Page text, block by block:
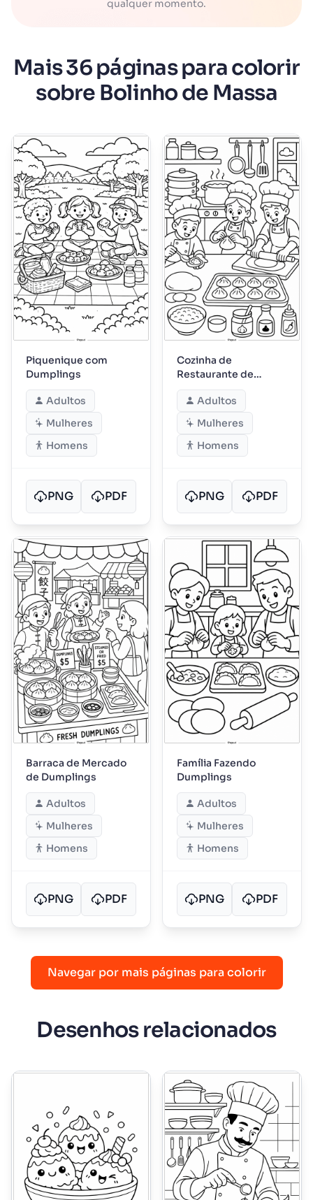
qualquer momento.
Mais 36 páginas para colorir
sobre Bolinho de Massa
Piquenique com
Dumplings
Adultos
Mulheres
Homens
PNG PDF
Cozinha de
Restaurante de
Dumplings
Adultos
Mulheres
Homens
PNG PDF
Barraca de Mercado
de Dumplings
Adultos
Mulheres
Homens
PNG PDF
Família Fazendo
Dumplings
Adultos
Mulheres
Homens
PNG PDF
Navegar por mais páginas para colorir
Desenhos relacionados